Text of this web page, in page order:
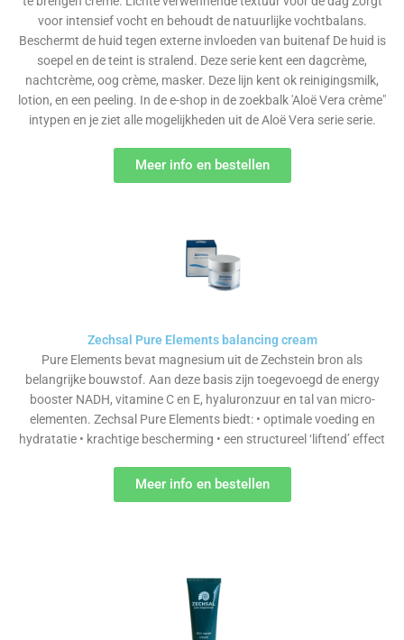
voor intensief vocht en behoudt de natuurlijke vochtbalans.
Beschermt de huid tegen externe invloeden van buitenaf De huid is
soepel en de teint is stralend. Deze serie kent een dagcrème,
nachtcrème, oog crème, masker. Deze lijn kent ok reinigingsmilk,
lotion, en een peeling. In de e-shop in de zoekbalk 'Aloë Vera crème"
intypen en je ziet alle mogelijkheden uit de Aloë Vera serie serie.
Meer info en bestellen
Zechsal Pure Elements balancing cream
Pure Elements bevat magnesium uit de Zechstein bron als
belangrijke bouwstof. Aan deze basis zijn toegevoegd de energy
booster NADH, vitamine C en E, hyaluronzuur en tal van micro-
elementen. Zechsal Pure Elements biedt: • optimale voeding en
hydratatie • krachtige bescherming • een structureel ‘liftend’ effect
Meer info en bestellen